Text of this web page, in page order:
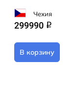
Чехия
299990 q
В корзину